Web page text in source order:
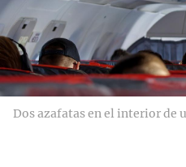
Dos azafatas en el interior de